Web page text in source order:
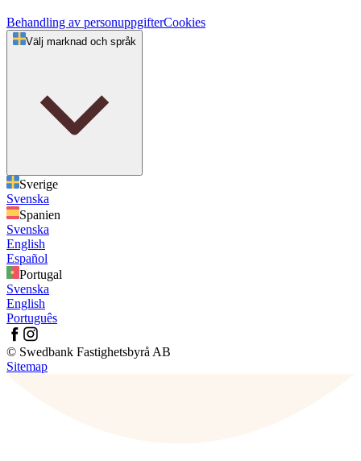
Behandling av personuppgifterCookies
Välj marknad och språk
Sverige
Svenska
Spanien
Svenska
English
Español
Portugal
Svenska
English
Português
© Swedbank Fastighetsbyrå AB
Sitemap